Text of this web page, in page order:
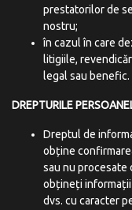
prestatorilor de
nostru;
în cazul în care
litigiile,
legal sau benefic.
DREPTURILE
Dreptul de
obține
sau nu procesate
obțineți informații
dvs. cu caracter